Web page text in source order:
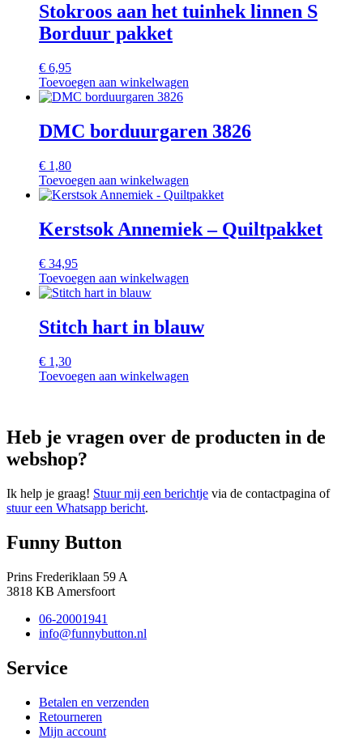
Stokroos aan het tuinhek linnen S
Borduur pakket
€ 6,95
Toevoegen aan winkelwagen
DMC borduurgaren 3826
€ 1,80
Toevoegen aan winkelwagen
Kerstsok Annemiek – Quiltpakket
€ 34,95
Toevoegen aan winkelwagen
Stitch hart in blauw
€ 1,30
Toevoegen aan winkelwagen
Heb je vragen over de producten in de
webshop?
Ik help je graag! Stuur mij een berichtje via de contactpagina of
stuur een Whatsapp bericht.
Funny Button
Prins Frederiklaan 59 A
3818 KB Amersfoort
06-20001941
info@funnybutton.nl
Service
Betalen en verzenden
Retourneren
Mijn account